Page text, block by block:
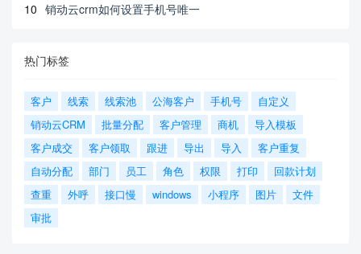
10 销动云crm如何设置手机号唯一
热门标签
客户 线索 线索池 公海客户 手机号
自定义
销动云CRM
批量分配 客户管理 商机
导入模板
客户成交
客户领取 跟进 导出 导入
客户重复
自动分配
部门 员工 角色 权限 打印
回款计划
查重
外呼 接口慢 windows 小程序 图片
文件
审批